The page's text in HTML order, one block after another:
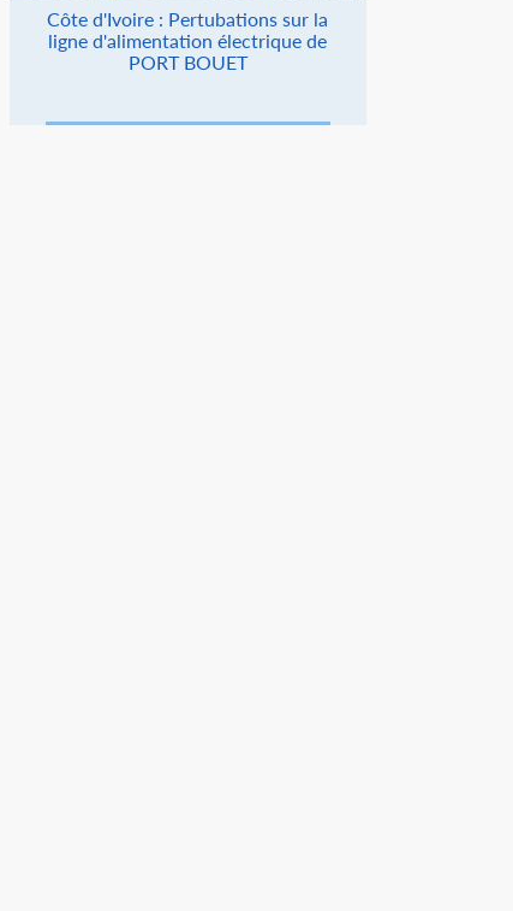
Côte d'Ivoire : Pertubations sur la
ligne d'alimentation électrique de
PORT BOUET